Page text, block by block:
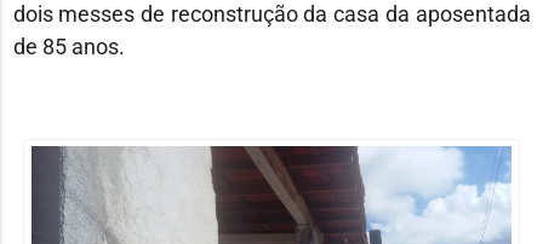
dois messes de reconstrução da casa da aposentada
de 85 anos.